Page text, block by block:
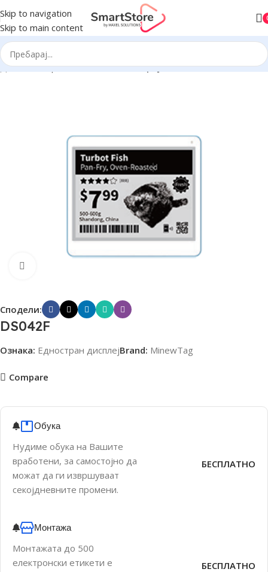
Skip to navigation
Skip to main content
Дома Електронски етикети DS серија
Сподели:
DS042F
Ознака: Едностран дисплејBrand: MinewTag
Compare
Обука
Нудиме обука на Вашите
вработени, за самостојно да
можат да ги извршуваат
секојдневните промени.
БЕСПЛАТНО
Монтажа
Монтажата до 500
електронски етикети е
БЕСПЛАТНО